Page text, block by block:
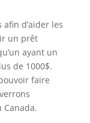
d’aider les
un prêt
ayant un
de 1000$.
faire